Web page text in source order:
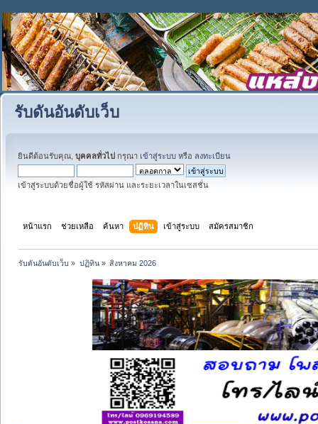
รับดันอันดับเว็บ
ยินดีต้อนรับคุณ, บุคคลทั่วไป กรุณา เข้าสู่ระบบ หรือ ลงทะเบียน
เข้าสู่ระบบด้วยชื่อผู้ใช้ รหัสผ่าน และระยะเวลาในเซสชั่น
หน้าแรก ช่วยเหลือ ค้นหา ปฏิทิน เข้าสู่ระบบ สมัครสมาชิก
รับดันอันดับเว็บ » ปฏิทิน» สิงหาคม 2026